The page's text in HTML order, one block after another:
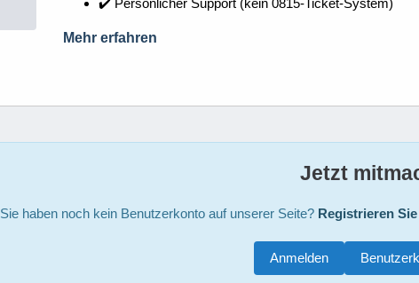
✔️ Persönlicher Support (kein 0815-Ticket-System)
Mehr erfahren
Jetzt
Sie haben noch kein Benutzerkonto auf unserer Seite? Registrieren
Anmelden